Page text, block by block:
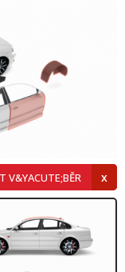
V&YACUTE;BĚR